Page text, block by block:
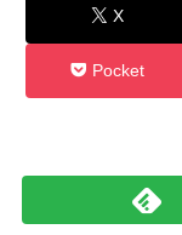
X
Pocket